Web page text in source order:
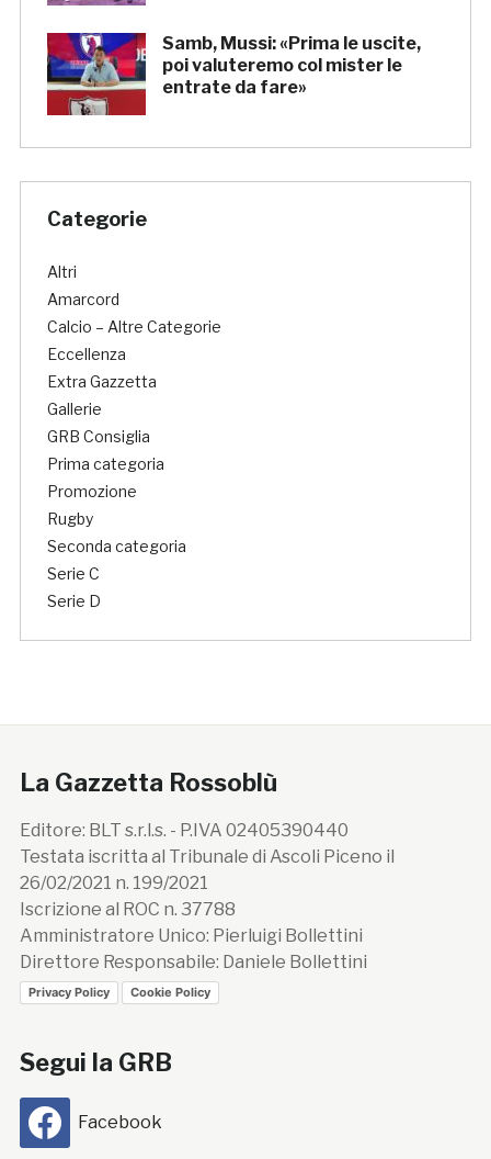
Samb, Mussi: «Prima le uscite,
poi valuteremo col mister le
entrate da fare»
Categorie
Altri
Amarcord
Calcio – Altre Categorie
Eccellenza
Extra Gazzetta
Gallerie
GRB Consiglia
Prima categoria
Promozione
Rugby
Seconda categoria
Serie C
Serie D
La Gazzetta Rossoblù
Editore: BLT s.r.l.s. - P.IVA 02405390440
Testata iscritta al Tribunale di Ascoli Piceno il
26/02/2021 n. 199/2021
Iscrizione al ROC n. 37788
Amministratore Unico: Pierluigi Bollettini
Direttore Responsabile: Daniele Bollettini
Privacy Policy Cookie Policy
Segui la GRB
Facebook